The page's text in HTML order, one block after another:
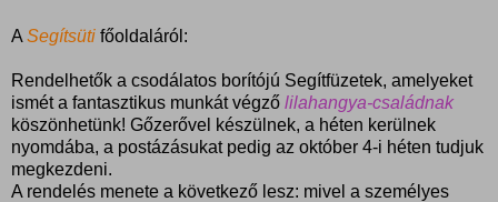
A Segítsüti főoldaláról:
Rendelhetők a csodálatos borítójú Segítfüzetek, amelyeket
ismét a fantasztikus munkát végző lilahangya-családnak
köszönhetünk! Gőzerővel készülnek, a héten kerülnek
nyomdába, a postázásukat pedig az október 4-i héten tudjuk
megkezdeni.
A rendelés menete a következő lesz: mivel a személyes